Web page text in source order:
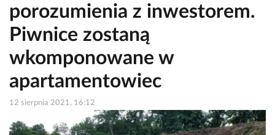
porozumienia z inwestorem.
Piwnice zostaną
wkomponowane w
apartamentowiec
12 sierpnia 2021, 16:12